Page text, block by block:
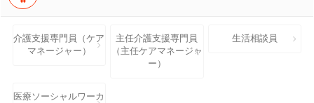
介護支援専門員（ケア
マネージャー）
主任介護支援専門員
（主任ケアマネージャ
ー）
生活相談員
医療ソーシャルワーカ